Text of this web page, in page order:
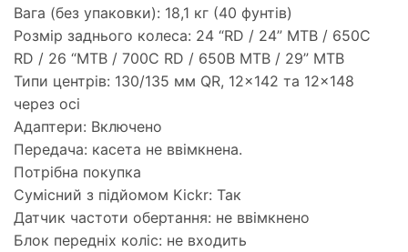
Вага (без упаковки): 18,1 кг (40 фунтів)
Розмір заднього колеса: 24 “RD / 24” MTB / 650C
RD / 26 “MTB / 700C RD / 650B MTB / 29” MTB
Типи центрів: 130/135 мм QR, 12×142 та 12×148
через осі
Адаптери: Включено
Передача: касета не ввімкнена.
Потрібна покупка
Сумісний з підйомом Kickr: Так
Датчик частоти обертання: не ввімкнено
Блок передніх коліс: не входить